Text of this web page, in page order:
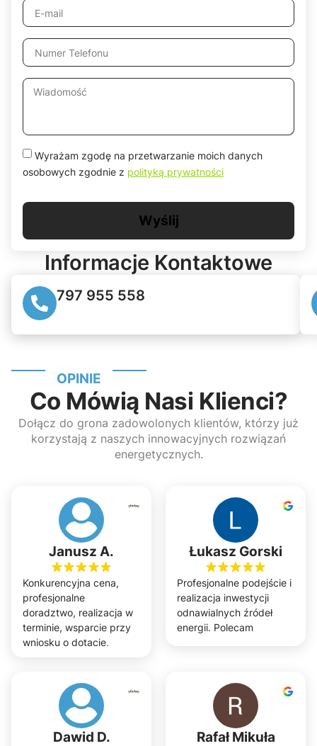
Informacje Kontaktowe
797 955 558
Wyrażam zgodę na przetwarzanie moich danych
osobowych zgodnie z polityką prywatności
Wyślij
OPINIE
Co Mówią Nasi Klienci?
Dołącz do grona zadowolonych klientów, którzy już
korzystają z naszych innowacyjnych rozwiązań
energetycznych.
Janusz A.
Konkurencyjna cena,
profesjonalne
doradztwo, realizacja w
terminie, wsparcie przy
wniosku o dotacje,
Realizacja w trzech
lokalizacjach: w Lubinie,
Wrocławiu i Tyńcu
Małym.
Łukasz Gorski
Profesjonalne podejście i
realizacja inwestycji
odnawialnych źródeł
energii. Polecam
Dawid D. Rafał Mikuła